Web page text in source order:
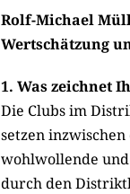
Rolf-Michael
Wertschätzung
1. Was zeichnet
Die Clubs im
setzen
wohlwollende
durch den